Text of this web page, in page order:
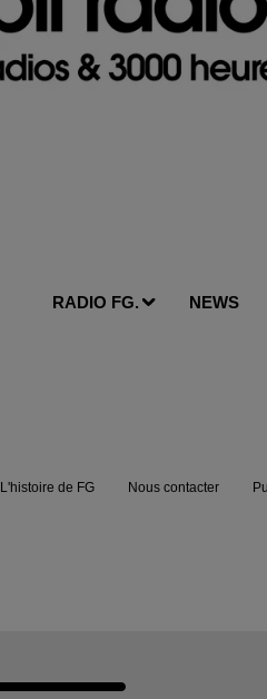
RADIO FG. NEWS
L'histoire de FG Nous contacter